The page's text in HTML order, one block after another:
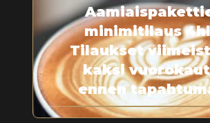
minimitilaus
Tilaukset
kaksi
ennen